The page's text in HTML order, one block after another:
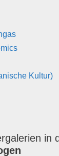
Kultur)
in